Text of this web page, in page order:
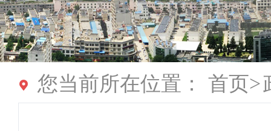
您当前所在位置： 首页>